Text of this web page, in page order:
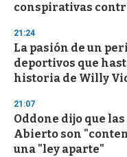
conspirativas
21:24
La pasión de un
deportivos que
historia de Willy
21:07
Oddone dijo que
Abierto son
una "ley aparte"